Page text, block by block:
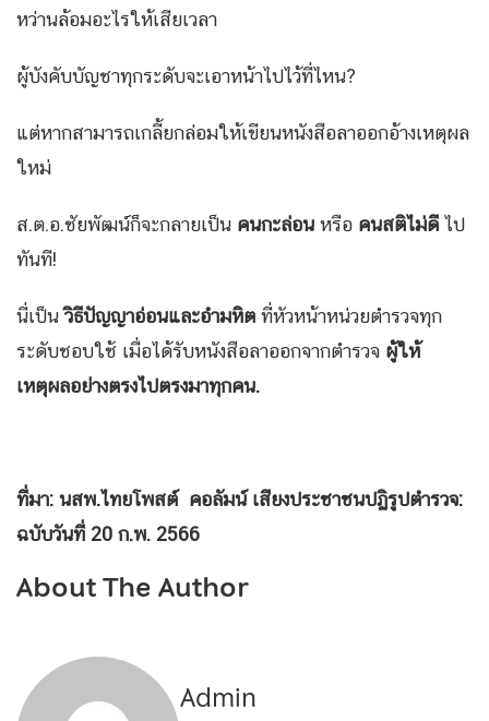
หว่านล้อมอะไรให้เสียเวลา
ผู้บังคับบัญชาทุกระดับจะเอาหน้าไปไว้ที่ไหน?
แต่หากสามารถเกลี้ยกล่อมให้เขียนหนังสือลาออกอ้างเหตุผล
ใหม่
ส.ต.อ.ชัยพัฒน์ก็จะกลายเป็น คนกะล่อน หรือ คนสติไม่ดีไป
ทันที!
นี่เป็นวิธีปัญญาอ่อนและอำมหิต ที่หัวหน้าหน่วยตำรวจทุก
ระดับชอบใช้ เมื่อได้รับหนังสือลาออกจากตำรวจ ผู้ให้
เหตุผลอย่างตรงไปตรงมาทุกคน.
ที่มา: นสพ.ไทยโพสต์ คอลัมน์ เสียงประชาชนปฏิรูปตำรวจ:
ฉบับวันที่ 20 ก.พ. 2566
About The Author
Admin